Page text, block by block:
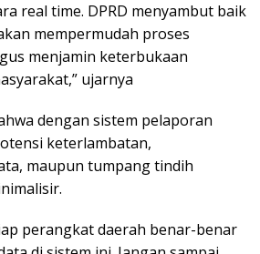
real time. DPRD menyambut baik
mempermudah proses
menjamin keterbukaan
ujarnya
dengan sistem pelaporan
keterlambatan,
maupun tumpang tindih
perangkat daerah benar-benar